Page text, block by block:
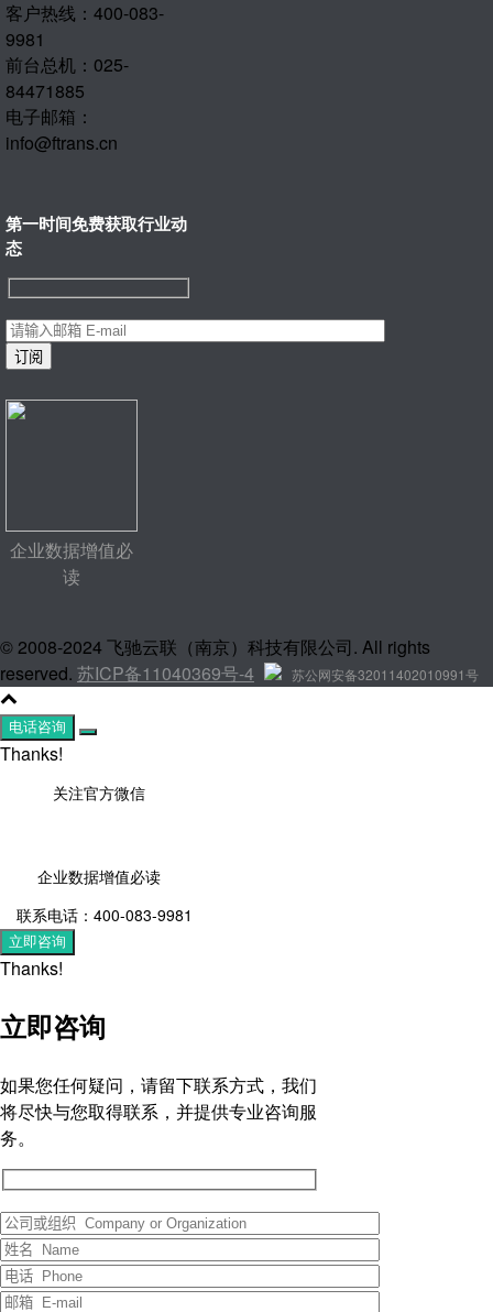
客户热线：400-083-
9981
前台总机：025-
84471885
电子邮箱：
info@ftrans.cn
第一时间免费获取行业动
态
企业数据增值必
读
© 2008-2024 飞驰云联（南京）科技有限公司. All rights
reserved. 苏ICP备11040369号-4 苏公网安备32011402010991号
电话咨询
Thanks!
关注官方微信
企业数据增值必读
联系电话：400-083-9981
立即咨询
Thanks!
立即咨询
如果您任何疑问，请留下联系方式，我们
将尽快与您取得联系，并提供专业咨询服
务。